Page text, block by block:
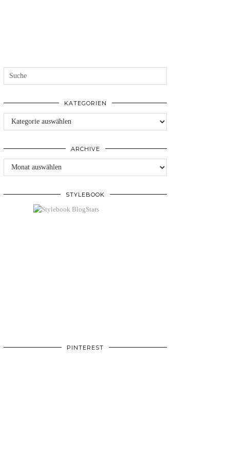
KATEGORIEN
Kategorien
ARCHIVE
Archive
STYLEBOOK
PINTEREST